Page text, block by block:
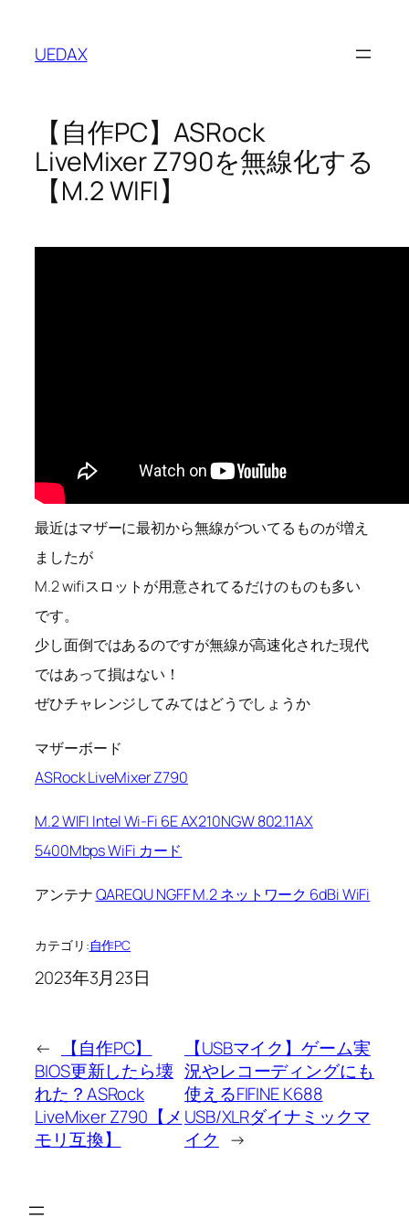
UEDAX
【自作PC】ASRock
LiveMixer Z790を無線化する
【M.2 WIFI】
最近はマザーに最初から無線がついてるものが増え
ましたが
M.2 wifiスロットが用意されてるだけのものも多い
です。
少し面倒ではあるのですが無線が高速化された現代
ではあって損はない！
ぜひチャレンジしてみてはどうでしょうか
マザーボード
ASRock LiveMixer Z790
M.2 WIFI Intel Wi-Fi 6E AX210NGW 802.11AX
5400Mbps WiFi カード
アンテナQAREQU NGFF M.2 ネットワーク 6dBi WiFi
カテゴリ:自作PC
2023年3月23日
←
【自作PC】
BIOS更新したら壊
れた？ASRock
LiveMixer Z790【メ
モリ互換】
【USBマイク】ゲーム実
況やレコーディングにも
使えるFIFINE K688
USB/XLRダイナミックマ
イク
→